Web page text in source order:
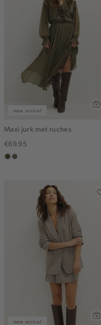
new arrival
Maxi jurk met ruches
€69.95
groen,
middenbruin
new arrival